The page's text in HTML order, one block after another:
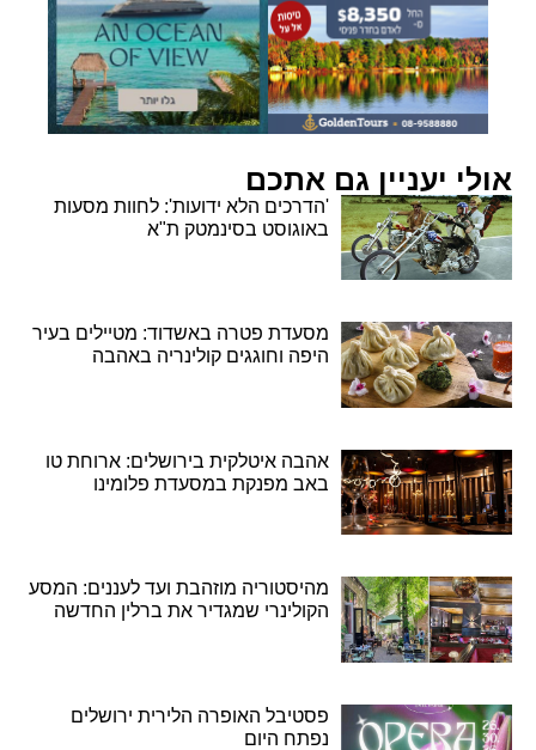
אולי יעניין גם אתכם
'הדרכים הלא ידועות': לחוות מסעות
באוגוסט בסינמטק ת"א
מסעדת פטרה באשדוד: מטיילים בעיר
היפה וחוגגים קולינריה באהבה
אהבה איטלקית בירושלים: ארוחת טו
באב מפנקת במסעדת פלומינו
מהיסטוריה מוזהבת ועד לעננים: המסע
הקולינרי שמגדיר את ברלין החדשה
פסטיבל האופרה הלירית ירושלים
נפתח היום